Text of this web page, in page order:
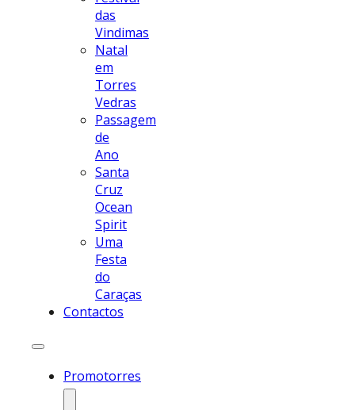
das
Vindimas
Natal
em
Torres
Vedras
Passagem
de
Ano
Santa
Cruz
Ocean
Spirit
Uma
Festa
do
Caraças
Contactos
Promotorres